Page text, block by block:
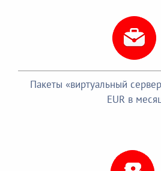
Пакеты «виртуальный
EUR в